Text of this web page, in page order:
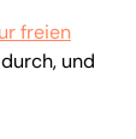
freien
und